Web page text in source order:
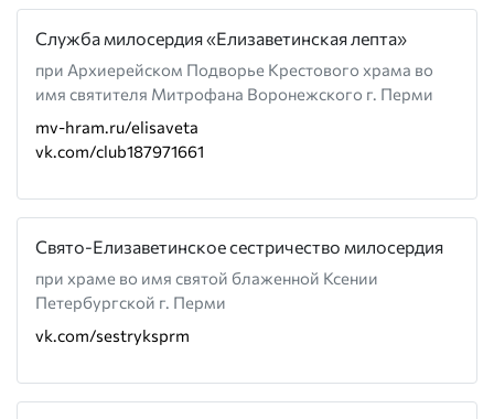
Служба милосердия «Елизаветинская лепта»
при Архиерейском Подворье Крестового храма во
имя святителя Митрофана Воронежского г. Перми
mv-hram.ru/elisaveta
vk.com/club187971661
Свято-Елизаветинское сестричество милосердия
при храме во имя святой блаженной Ксении
Петербургской г. Перми
vk.com/sestryksprm